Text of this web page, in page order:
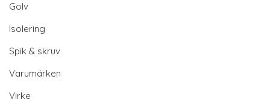
Golv
Isolering
Spik & skruv
Varumärken
Virke